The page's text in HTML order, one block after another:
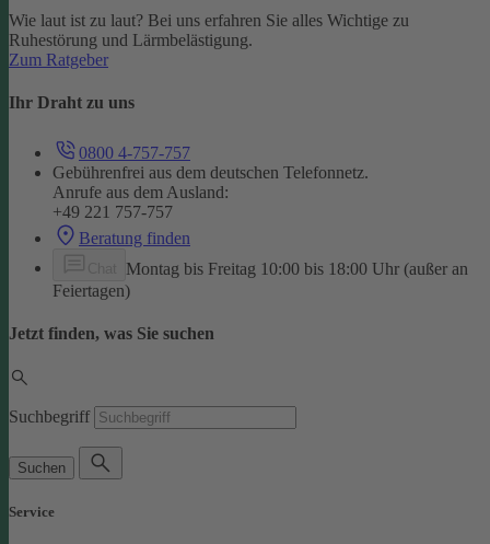
Wie laut ist zu laut? Bei uns erfahren Sie alles Wichtige zu
Ruhestörung und Lärmbelästigung.
Zum Ratgeber
Ihr Draht zu uns
0800 4-757-757
Gebührenfrei aus dem deutschen Telefonnetz.
Anrufe aus dem Ausland:
+49 221 757-757
Beratung finden
Montag bis Freitag 10:00 bis 18:00 Uhr (außer an
Feiertagen)
Jetzt finden, was Sie suchen
Suchbegriff
Suchen
Service